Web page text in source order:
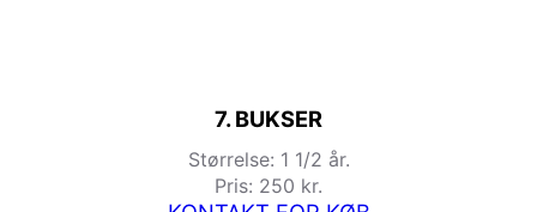
7. BUKSER
Størrelse: 1 1/2 år.
Pris: 250 kr.